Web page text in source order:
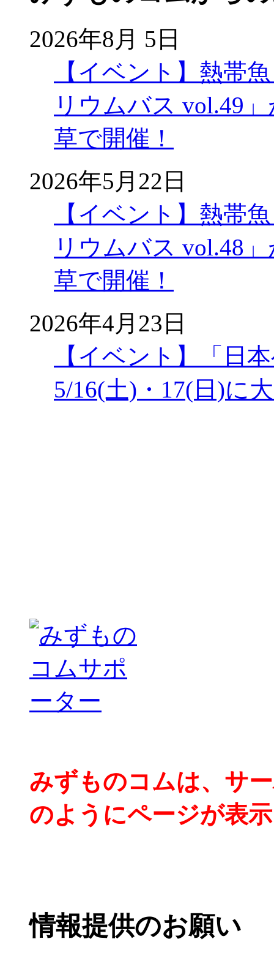
2026年8月 5日
【イベント】熱帯
リウムバス vol.49
草で開催！
2026年5月22日
【イベント】熱帯
リウムバス vol.48
草で開催！
2026年4月23日
【イベント】「日
5/16(土)・17(日)に
みずものコムは、サ
のようにページが表
情報提供のお願い